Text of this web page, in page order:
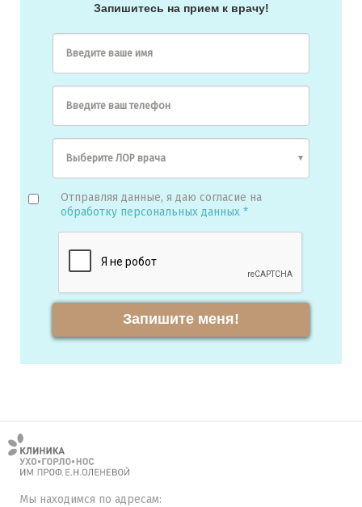
Запишитесь на прием к врачу!
Введите ваше имя
Введите ваш телефон
Отправляя данные, я даю согласие на
обработку персональных данных *
Запишите меня!
Мы находимся по адресам: